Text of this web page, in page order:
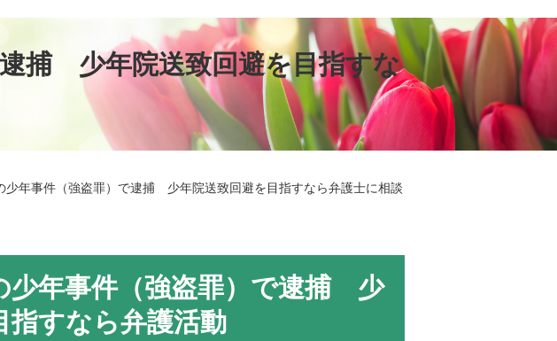
捕 少年院送致回避を目指すな
少年事件（強盗罪）で逮捕 少年院送致回避を目指すなら弁護士に相談
少年事件（強盗罪）で逮捕 少
指すなら弁護活動